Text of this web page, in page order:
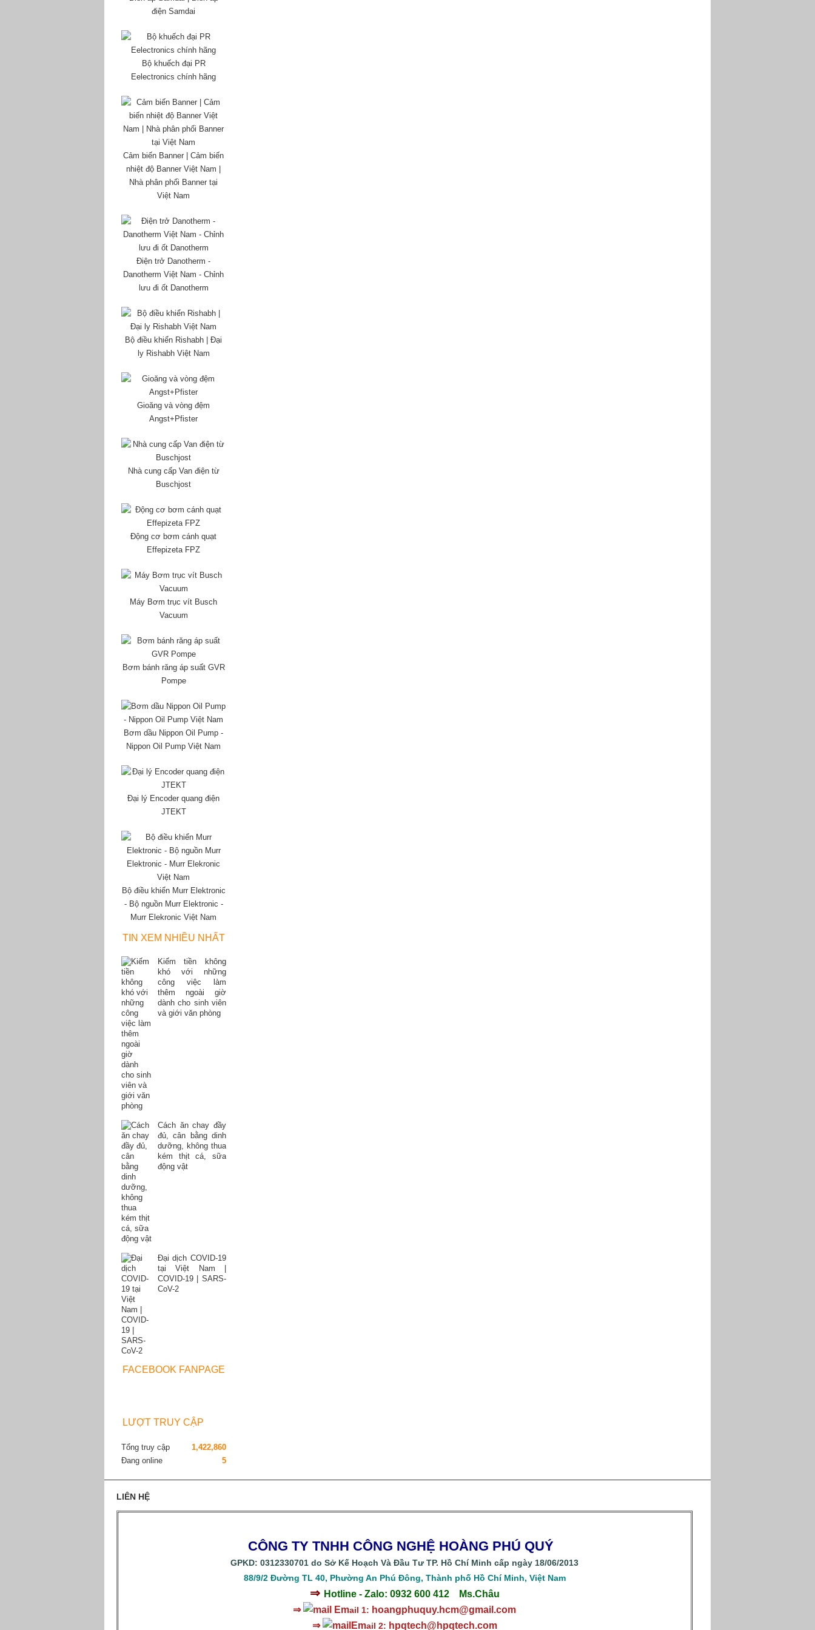
điện Samdai
Bộ khuếch đại PR
Eelectronics chính hãng
Cảm biến Banner | Cảm biến
nhiệt độ Banner Việt Nam |
Nhà phân phối Banner tại
Việt Nam
Điện trở Danotherm -
Danotherm Việt Nam - Chỉnh
lưu đi ốt Danotherm
Bộ điều khiển Rishabh | Đại
ly Rishabh Việt Nam
Gioăng và vòng đệm
Angst+Pfister
Nhà cung cấp Van điện từ
Buschjost
Động cơ bơm cánh quạt
Effepizeta FPZ
Máy Bơm trục vít Busch
Vacuum
Bơm bánh răng áp suất GVR
Pompe
Bơm dầu Nippon Oil Pump -
Nippon Oil Pump Việt Nam
Đại lý Encoder quang điện
JTEKT
Bộ điều khiển Murr Elektronic
- Bộ nguồn Murr Elektronic -
Murr Elekronic Việt Nam
TIN XEM NHIỀU NHẤT
Kiếm tiền không
khó với những
công việc làm
thêm ngoài giờ
dành cho sinh viên
và giới văn phòng
Cách ăn chay đầy
đủ, cân bằng dinh
dưỡng, không thua
kém thịt cá, sữa
động vật
Đại dịch COVID-19
tại Việt Nam |
COVID-19 | SARS-
CoV-2
FACEBOOK FANPAGE
LƯỢT TRUY CẬP
Tổng truy cập
1,422,860
Đang online
5
LIÊN HỆ
CÔNG TY TNHH CÔNG NGHỆ HOÀNG PHÚ QUÝ
GPKD: 0312330701 do Sở Kế Hoạch Và Đầu Tư TP. Hồ Chí Minh cấp ngày 18/06/2013
88/9/2 Đường TL 40, Phường An Phú Đông, Thành phố Hồ Chí Minh, Việt Nam
⇒ Hotline - Zalo: 0932 600 412
Ms.Châu
⇒
Email 1: hoangphuquy.hcm@gmail.com
⇒
Email 2: hpqtech@hpqtech.com